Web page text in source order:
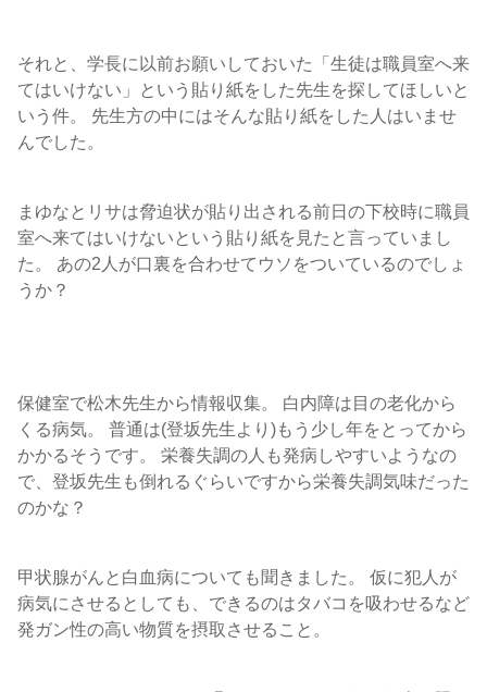
それと、学長に以前お願いしておいた「生徒は職員室へ来
てはいけない」という貼り紙をした先生を探してほしいと
いう件。 先生方の中にはそんな貼り紙をした人はいませ
んでした。
まゆなとリサは脅迫状が貼り出される前日の下校時に職員
室へ来てはいけないという貼り紙を見たと言っていまし
た。 あの2人が口裏を合わせてウソをついているのでしょ
うか？
保健室で松木先生から情報収集。 白内障は目の老化から
くる病気。 普通は(登坂先生より)もう少し年をとってから
かかるそうです。 栄養失調の人も発病しやすいようなの
で、登坂先生も倒れるぐらいですから栄養失調気味だった
のかな？
甲状腺がんと白血病についても聞きました。 仮に犯人が
病気にさせるとしても、できるのはタバコを吸わせるなど
発ガン性の高い物質を摂取させること。